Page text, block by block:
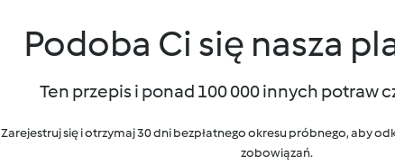
Podoba Ci się nasza
Ten przepis i ponad 100 000 innych potraw
Zarejestruj się i otrzymaj 30 dni bezpłatnego okresu próbnego, aby
zobowiązań.